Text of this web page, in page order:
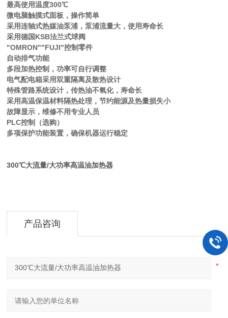
最高使用温度300℃
微电脑触摸式面板，操作简单
采用连轴式热媒油泵浦，泵浦流量大，使用寿命长
采用德国KSB法兰式球阀
"OMRON""FUJI"控制零件
自动排气功能
多段加热控制，功率可自行调整
电气配电箱采用双重隔离及散热设计
特殊管路系统设计，传热油不氧化，寿命长
采用高温保温材料隔热处理，节约能源及热量损失小
故障显示，维修不用专业人员
PLC控制（选购）
多项保护功能装置，确保机器运行稳定
300℃大流量/大功率高温油加热器
产品咨询